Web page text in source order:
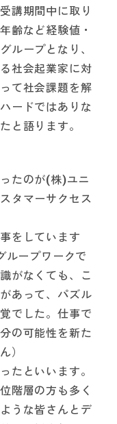
講期間中に取り
齢など経験値・
ループとなり、
社会起業家に対
て社会課題を解
ードではありな
と語ります。
たのが(株)ユニ
タマーサクセス
をしています
ループワークで
がなくても、こ
あって、パズル
でした。仕事で
の可能性を新た
）
たといいます。
階層の方も多く
うな皆さんとデ